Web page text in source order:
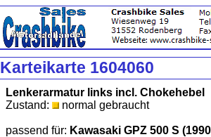
Karteikarte 1604060
Lenkerarmatur links incl. Chokehebel
Zustand:
normal gebraucht
passend für: Kawasaki GPZ 500 S